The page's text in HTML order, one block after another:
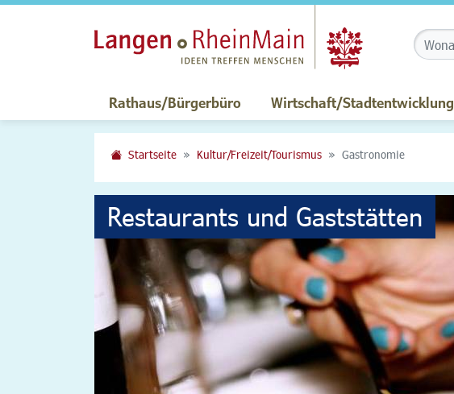
Rathaus/Bürgerbüro Wirtschaft/Stadtentwicklung
Startseite Kultur/Freizeit/Tourismus Gastronomie
Restaurants und Gaststätten